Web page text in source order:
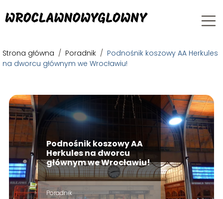
Strona główna / Poradnik / Podnośnik koszowy AA Herkules
na dworcu głównym we Wrocławiu!
Podnośnik koszowy AA
Herkules na dworcu
głównym we Wrocławiu!
Poradnik